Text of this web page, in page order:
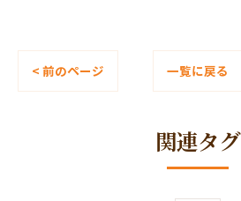
< 前のページ 一覧に戻る
関連タグ